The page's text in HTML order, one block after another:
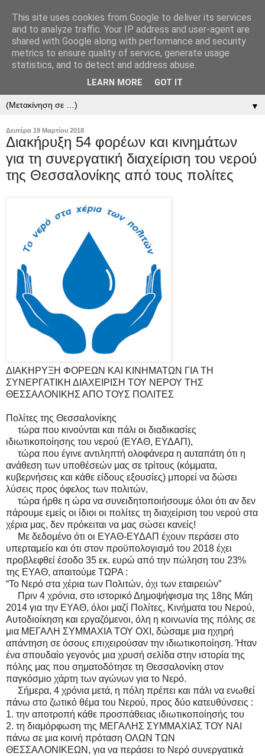
▼
Δευτέρα 19 Μαρτίου 2018
Διακήρυξη 54 φορέων και κινημάτων
για τη συνεργατική διαχείριση του νερού
της Θεσσαλονίκης από τους πολίτες
ΔΙΑΚΗΡΥΞΗ ΦΟΡΕΩΝ ΚΑΙ ΚΙΝΗΜΑΤΩΝ ΓΙΑ ΤΗ
ΣΥΝΕΡΓΑΤΙΚΗ ΔΙΑΧΕΙΡΙΣΗ ΤΟΥ ΝΕΡΟΥ ΤΗΣ
ΘΕΣΣΑΛΟΝΙΚΗΣ ΑΠΟ ΤΟΥΣ ΠΟΛΙΤΕΣ
Πολίτες της Θεσσαλονίκης
τώρα που κινούνται και πάλι οι διαδικασίες
ιδιωτικοποίησης του νερού (ΕΥΑΘ, ΕΥΔΑΠ),
τώρα που έγινε αντιληπτή ολοφάνερα η αυταπάτη ότι η
ανάθεση των υποθέσεών μας σε τρίτους (κόμματα,
κυβερνήσεις και κάθε είδους εξουσίες) μπορεί να δώσει
λύσεις προς όφελος των πολιτών,
τώρα ήρθε η ώρα να συνειδητοποιήσουμε όλοι ότι αν δεν
πάρουμε εμείς οι ίδιοι οι πολίτες τη διαχείριση του νερού στα
χέρια μας, δεν πρόκειται να μας σώσει κανείς!
Με δεδομένο ότι οι ΕΥΑΘ-ΕΥΔΑΠ έχουν περάσει στο
υπερταμείο και ότι στον προϋπολογισμό του 2018 έχει
προβλεφθεί έσοδο 35 εκ. ευρώ από την πώληση του 23%
της ΕΥΑΘ, απαιτούμε ΤΩΡΑ :
“Το Νερό στα χέρια των Πολιτών, όχι των εταιρειών”
Πριν 4 χρόνια, στο ιστορικό Δημοψήφισμα της 18ης Μάη
2014 για την ΕΥΑΘ, όλοι μαζί Πολίτες, Κινήματα του Νερού,
Αυτοδιοίκηση και εργαζόμενοι, όλη η κοινωνία της πόλης σε
μια ΜΕΓΑΛΗ ΣΥΜΜΑΧΙΑ ΤΟΥ ΟΧΙ, δώσαμε μια ηχηρή
απάντηση σε όσους επιχειρούσαν την ιδιωτικοποίηση. Ήταν
ένα σπουδαίο γεγονός μια χρυσή σελίδα στην ιστορία της
πόλης μας που σηματοδότησε τη Θεσσαλονίκη στον
παγκόσμιο χάρτη των αγώνων για το Νερό.
Σήμερα, 4 χρόνια μετά, η πόλη πρέπει και πάλι να ενωθεί
πάνω στο ζωτικό θέμα του Νερού, προς δύο κατευθύνσεις :
1. την αποτροπή κάθε προσπάθειας ιδιωτικοποίησής του
2. τη διαμόρφωση της ΜΕΓΑΛΗΣ ΣΥΜΜΑΧΙΑΣ ΤΟΥ ΝΑΙ
πάνω σε μια κοινή πρόταση ΟΛΩΝ ΤΩΝ
ΘΕΣΣΑΛΟΝΙΚΕΩΝ, για να περάσει το Νερό συνεργατικά
This site uses cookies from Google to deliver its services
and to analyze traffic. Your IP address and user-agent are
shared with Google along with performance and security
metrics to ensure quality of service, generate usage
statistics, and to detect and address abuse.
LEARN MORE GOT IT